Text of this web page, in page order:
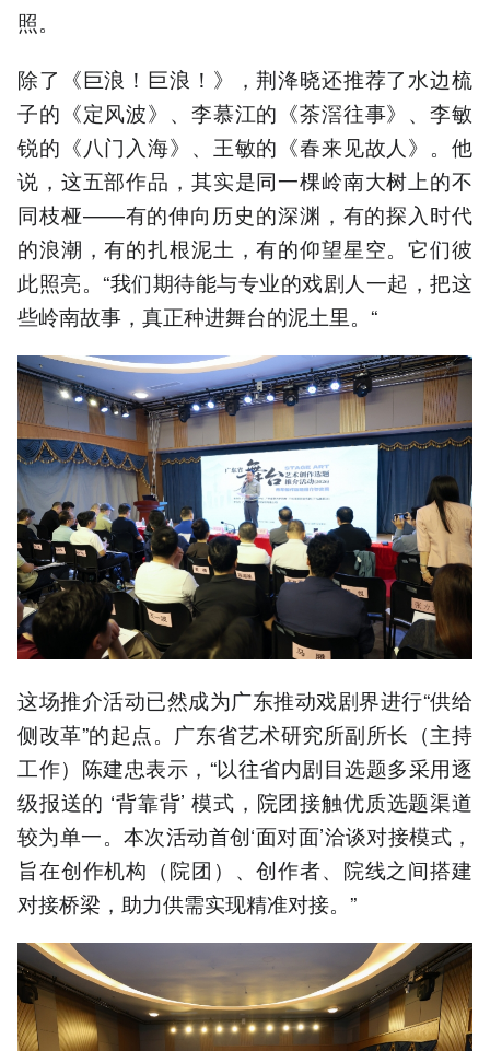
照。
除了《巨浪！巨浪！》，荆洚晓还推荐了水边梳
子的《定风波》、李慕江的《茶滘往事》、李敏
锐的《八门入海》、王敏的《春来见故人》。他
说，这五部作品，其实是同一棵岭南大树上的不
同枝桠——有的伸向历史的深渊，有的探入时代
的浪潮，有的扎根泥土，有的仰望星空。它们彼
此照亮。“我们期待能与专业的戏剧人一起，把这
些岭南故事，真正种进舞台的泥土里。“
这场推介活动已然成为广东推动戏剧界进行“供给
侧改革”的起点。广东省艺术研究所副所长（主持
工作）陈建忠表示，“以往省内剧目选题多采用逐
级报送的 ‘背靠背’ 模式，院团接触优质选题渠道
较为单一。本次活动首创‘面对面’洽谈对接模式，
旨在创作机构（院团）、创作者、院线之间搭建
对接桥梁，助力供需实现精准对接。”